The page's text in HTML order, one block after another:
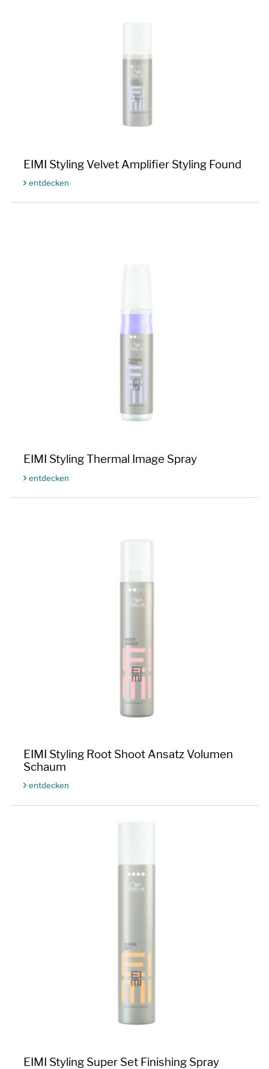
EIMI Styling Velvet Amplifier Styling Found
entdecken
EIMI Styling Thermal Image Spray
entdecken
EIMI Styling Root Shoot Ansatz Volumen
Schaum
entdecken
EIMI Styling Super Set Finishing Spray